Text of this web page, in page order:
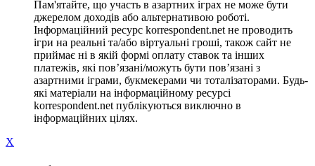
Пам'ятайте, що участь в азартних іграх не може бути
джерелом доходів або альтернативою роботі.
Інформаційний ресурс korrespondent.net не проводить
ігри на реальні та/або віртуальні гроші, також сайт не
приймає ні в якій формі оплату ставок та інших
платежів, які пов’язані/можуть бути пов’язані з
азартними іграми, букмекерами чи тоталізаторами. Будь-
які матеріали на інформаційному ресурсі
korrespondent.net публікуються виключно в
інформаційних цілях.
X